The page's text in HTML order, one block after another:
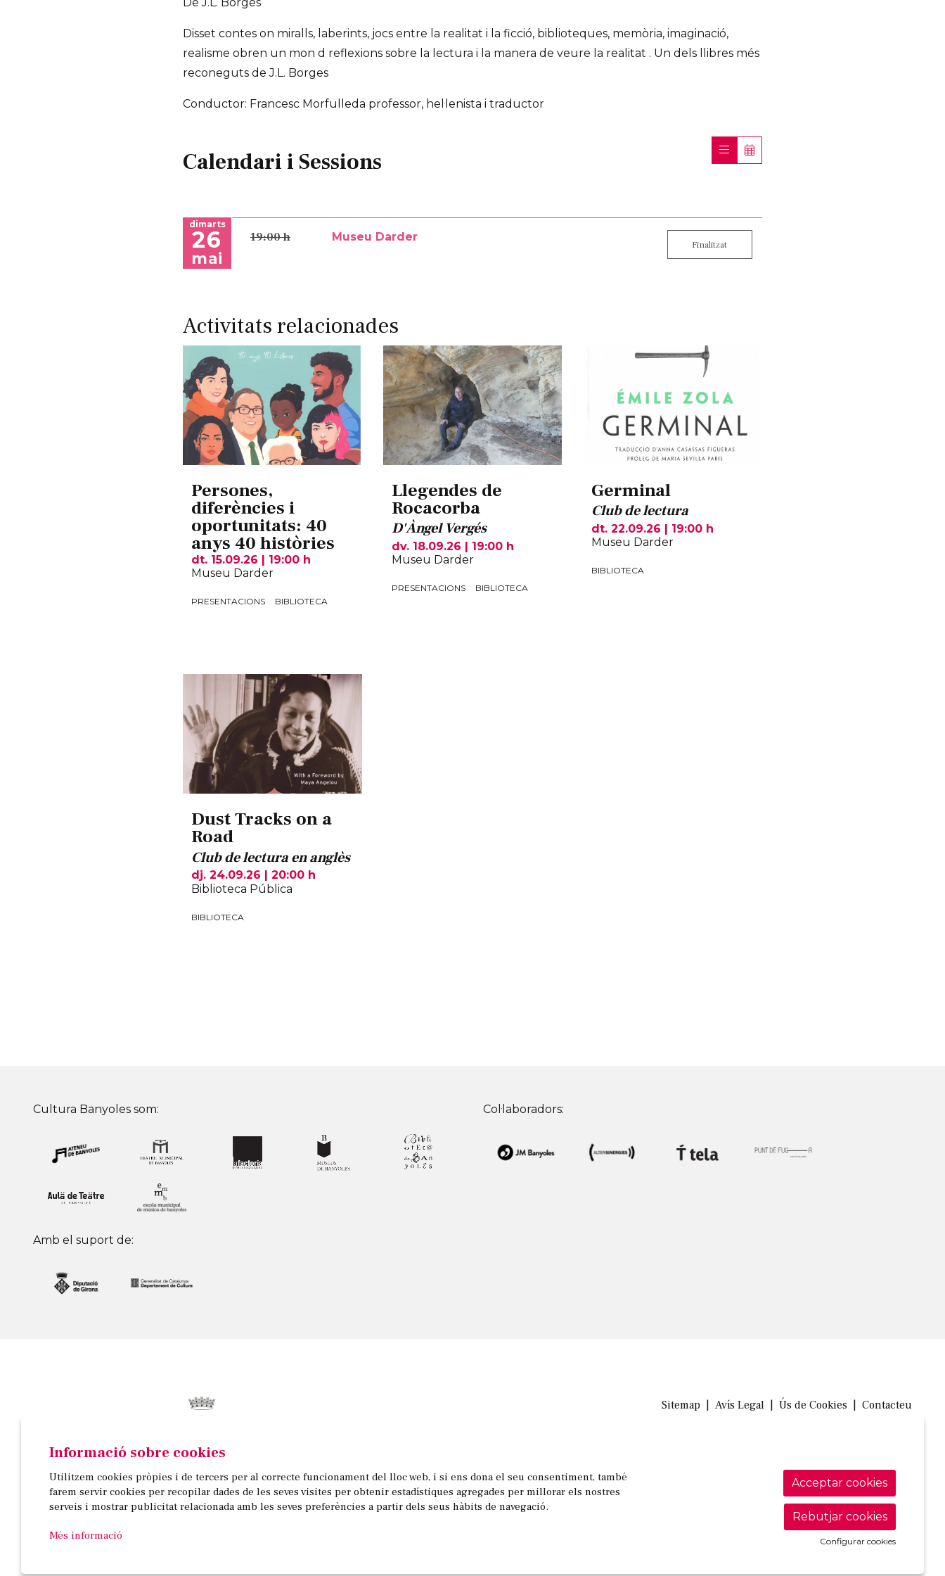
De J.L. Borges
Disset contes on miralls, laberints, jocs entre la realitat i la ficció, biblioteques, memòria, imaginació,
realisme obren un mon d reflexions sobre la lectura i la manera de veure la realitat . Un dels llibres més
reconeguts de J.L. Borges
Conductor: Francesc Morfulleda professor, hel·lenista i traductor
Calendari i Sessions
dimarts
26
mai
19:00 h Museu Darder
Finalitzat
Activitats relacionades
Persones,
diferències i
oportunitats: 40
anys 40 històries
dt. 15.09.26 | 19:00 h
Museu Darder
PRESENTACIONS BIBLIOTECA
Llegendes de
Rocacorba
D'Àngel Vergés
dv. 18.09.26 | 19:00 h
Museu Darder
PRESENTACIONS BIBLIOTECA
Germinal
Club de lectura
dt. 22.09.26 | 19:00 h
Museu Darder
BIBLIOTECA
Dust Tracks on a
Road
Club de lectura en anglès
dj. 24.09.26 |20:00 h
Biblioteca Pública
BIBLIOTECA
Cultura Banyoles som:
Amb el suport de:
Col·laboradors:
Passeig de la Indústria, 25, 3a planta | 17820 Banyoles
972 58 18 48 | 972 57 00 50
Sitemap | Avís Legal | Ús de Cookies | Contacteu
Informació sobre cookies
Utilitzem cookies pròpies i de tercers per al correcte funcionament del lloc web, i si ens dona el seu consentiment, també
farem servir cookies per recopilar dades de les seves visites per obtenir estadístiques agregades per millorar els nostres
serveis i mostrar publicitat relacionada amb les seves preferències a partir dels seus hàbits de navegació.
Més informació
Acceptar cookies
Rebutjar cookies
Configurar cookies